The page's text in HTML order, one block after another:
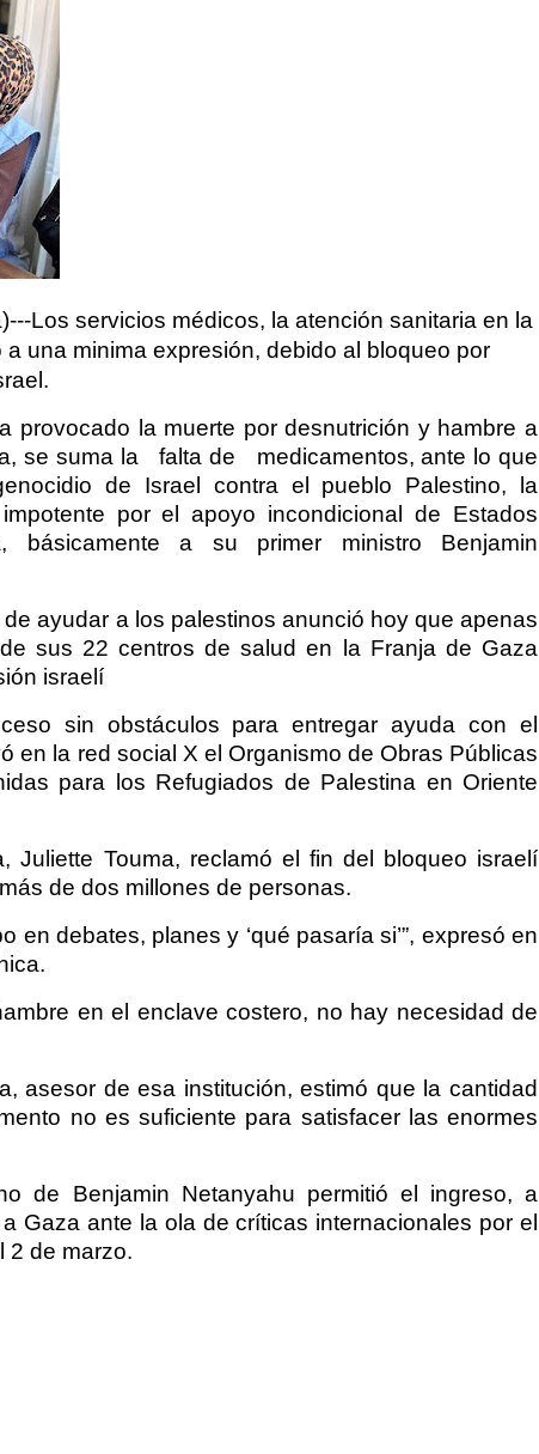
Los servicios médicos, la atención sanitaria en la
una minima expresión, debido al bloqueo por
provocado la muerte por desnutrición y hambre a
se suma la
falta de
medicamentos, ante lo que
de Israel contra el pueblo Palestino, la
por el apoyo incondicional de Estados
básicamente a su primer ministro Benjamin
ayudar a los palestinos anunció hoy que apenas
sus 22 centros de salud en la Franja de Gaza
israelí
sin obstáculos para entregar ayuda con el
en la red social X el Organismo de Obras Públicas
para los Refugiados de Palestina en Oriente
Juliette Touma, reclamó el fin del bloqueo israelí
de dos millones de personas.
en debates, planes y ‘qué pasaría si’”, expresó en
en el enclave costero, no hay necesidad de
asesor de esa institución, estimó que la cantidad
no es suficiente para satisfacer las enormes
de Benjamin Netanyahu permitió el ingreso, a
Gaza ante la ola de críticas internacionales por el
2 de marzo.